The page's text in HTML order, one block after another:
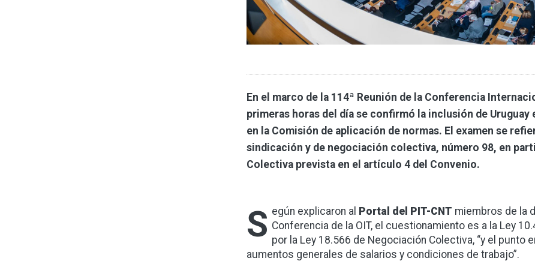
En el marco de la 114ª Reunión de la Conferencia
primeras horas del día se confirmó la inclusión de Uruguay
en la Comisión de aplicación de normas. El examen se
sindicación y de negociación colectiva, número 98, en
Colectiva prevista en el artículo 4 del Convenio.
S egún explicaron al Portal del PIT-CNT miembros de la
Conferencia de la OIT, el cuestionamiento es a la Ley
por la Ley 18.566 de Negociación Colectiva, “y el
aumentos generales de salarios y condiciones de trabajo”.